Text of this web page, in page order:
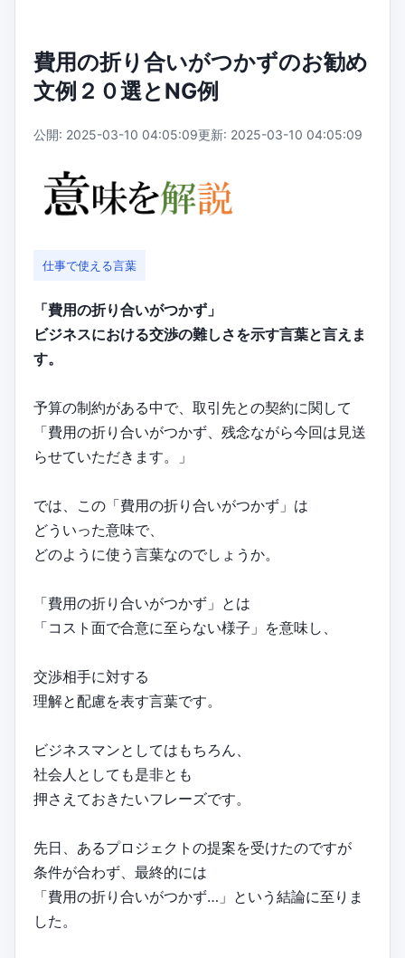
費用の折り合いがつかずのお勧め
文例２０選とNG例
公開: 2025-03-10 04:05:09更新: 2025-03-10 04:05:09
仕事で使える言葉
「費用の折り合いがつかず」
ビジネスにおける交渉の難しさを示す言葉と言えま
す。
予算の制約がある中で、取引先との契約に関して
「費用の折り合いがつかず、残念ながら今回は見送
らせていただきます。」
では、この「費用の折り合いがつかず」は
どういった意味で、
どのように使う言葉なのでしょうか。
「費用の折り合いがつかず」とは
「コスト面で合意に至らない様子」を意味し、
交渉相手に対する
理解と配慮を表す言葉です。
ビジネスマンとしてはもちろん、
社会人としても是非とも
押さえておきたいフレーズです。
先日、あるプロジェクトの提案を受けたのですが
条件が合わず、最終的には
「費用の折り合いがつかず…」という結論に至りま
した。